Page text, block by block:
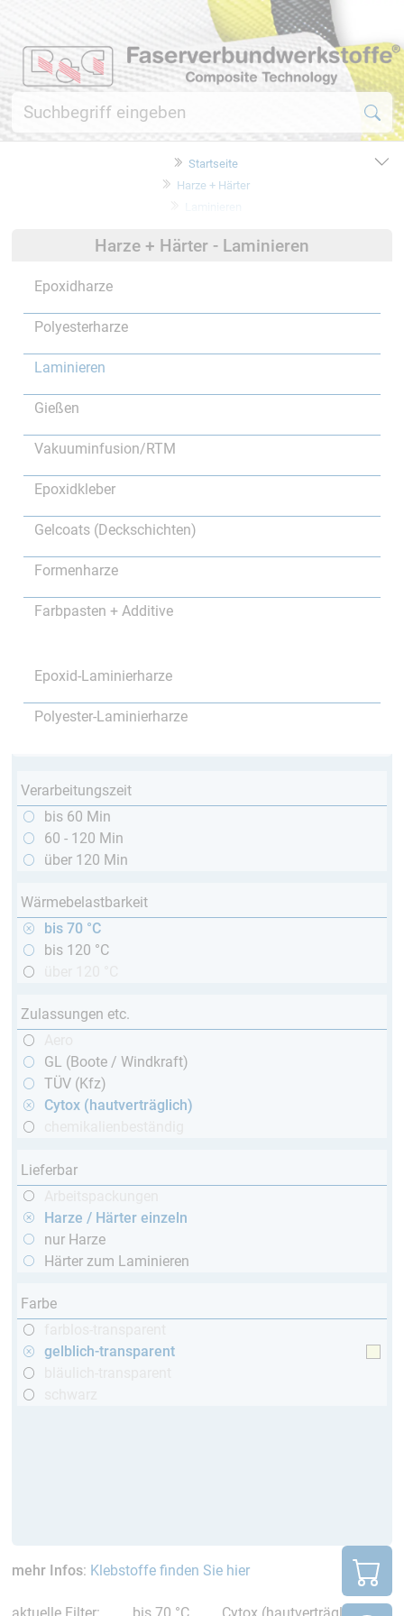
Startseite
Harze + Härter
Harze + Härter - Laminieren
Epoxidharze
Polyesterharze
Laminieren
Gießen
Vakuuminfusion/RTM
Epoxidkleber
Gelcoats (Deckschichten)
Formenharze
Farbpasten + Additive
Epoxid-Laminierharze
Polyester-Laminierharze
Verarbeitungszeit
bis 60 Min
60 - 120 Min
über 120 Min
Wärmebelastbarkeit
bis 70 °C
bis 120 °C
Zulassungen etc.
GL (Boote / Windkraft)
TÜV (Kfz)
Cytox (hautverträglich)
Lieferbar
Harze / Härter einzeln
nur Harze
Härter zum Laminieren
Farbe
gelblich-transparent
mehr Infos: Klebstoffe finden Sie hier